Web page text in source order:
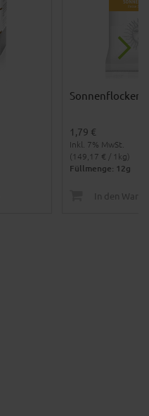
Sonnenflocken
1,79 €
Inkl. 7% MwSt.
(149,17 € / 1kg)
Füllmenge: 12g
In den